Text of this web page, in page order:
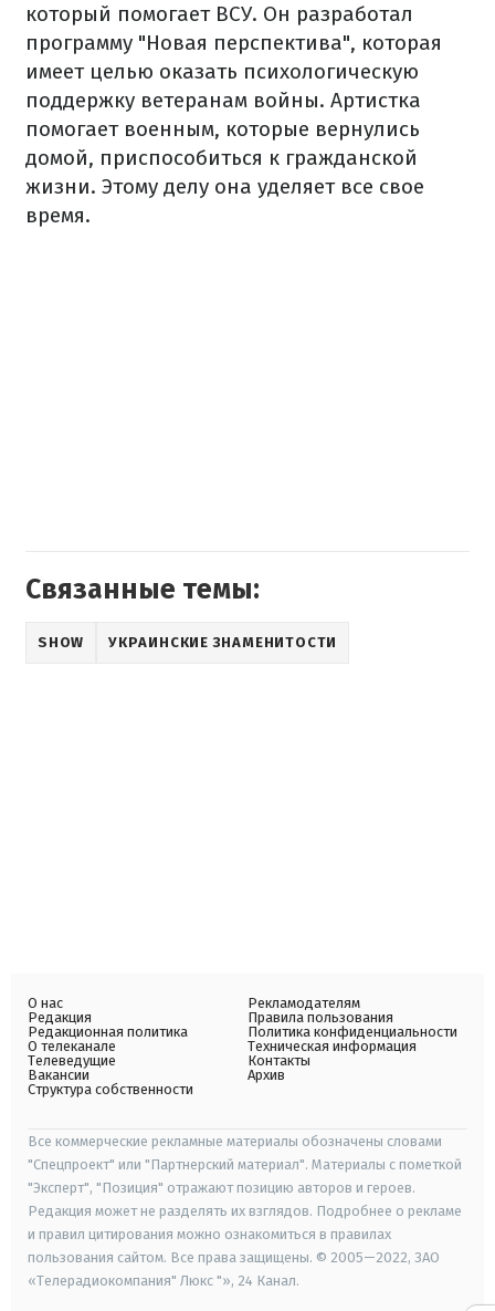
который помогает ВСУ. Он разработал
программу "Новая перспектива", которая
имеет целью оказать психологическую
поддержку ветеранам войны. Артистка
помогает военным, которые вернулись
домой, приспособиться к гражданской
жизни. Этому делу она уделяет все свое
время.
Связанные темы:
SHOW УКРАИНСКИЕ ЗНАМЕНИТОСТИ
О нас
Редакция
Редакционная политика
О телеканале
Телеведущие
Вакансии
Структура собственности
Рекламодателям
Правила пользования
Политика конфиденциальности
Техническая информация
Контакты
Архив
Все коммерческие рекламные материалы обозначены словами
"Спецпроект" или "Партнерский материал". Материалы с пометкой
"Эксперт", "Позиция" отражают позицию авторов и героев.
Редакция может не разделять их взглядов. Подробнее о рекламе
и правил цитирования можно ознакомиться в правилах
пользования сайтом. Все права защищены. © 2005—2022, ЗАО
«Телерадиокомпания" Люкс "», 24 Канал.